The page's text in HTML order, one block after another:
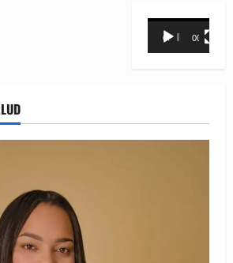
Reproductor
00:00 00:31